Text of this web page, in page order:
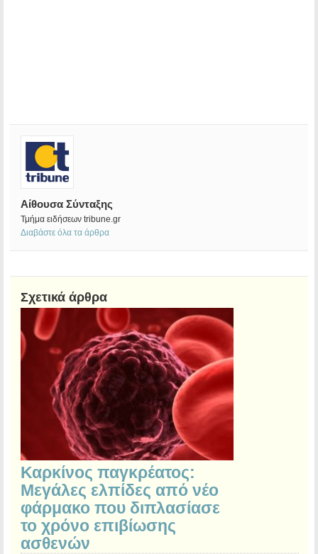
Αίθουσα Σύνταξης
Τμήμα ειδήσεων tribune.gr
Διαβάστε όλα τα άρθρα
Σχετικά άρθρα
Καρκίνος παγκρέατος:
Μεγάλες ελπίδες από νέο
φάρμακο που διπλασίασε
το χρόνο επιβίωσης
ασθενών